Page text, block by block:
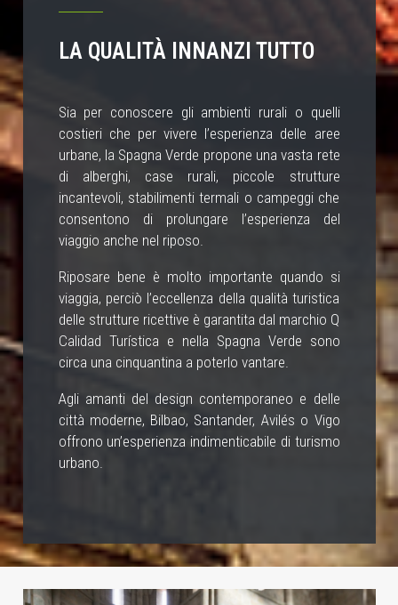
LA QUALITÀ INNANZI TUTTO
Sia per conoscere gli ambienti rurali o quelli
costieri che per vivere l’esperienza delle aree
urbane, la Spagna Verde propone una vasta rete
di alberghi, case rurali, piccole strutture
incantevoli, stabilimenti termali o campeggi che
consentono di prolungare l’esperienza del
viaggio anche nel riposo.
Riposare bene è molto importante quando si
viaggia, perciò l’eccellenza della qualità turistica
delle strutture ricettive è garantita dal marchio Q
Calidad Turística e nella Spagna Verde sono
circa una cinquantina a poterlo vantare.
Agli amanti del design contemporaneo e delle
città moderne, Bilbao, Santander, Avilés o Vigo
offrono un’esperienza indimenticabile di turismo
urbano.